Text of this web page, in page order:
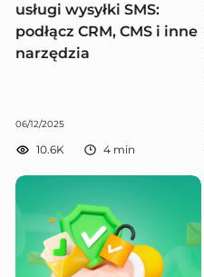
usługi wysyłki SMS:
podłącz CRM, CMS i inne
narzędzia
06/12/2025
10.6K 4 min